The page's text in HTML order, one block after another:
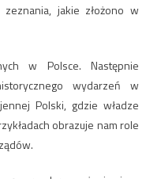
jakie złożono w
w Polsce. Następnie
wydarzeń w
Polski, gdzie władze
obrazuje nam role